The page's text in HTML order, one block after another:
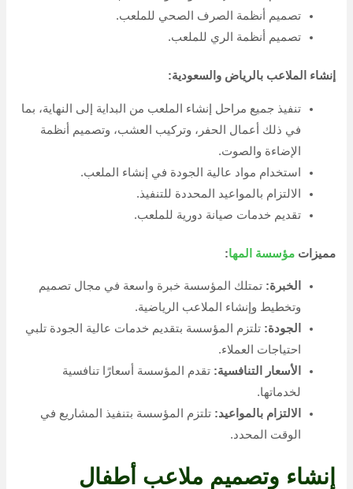
إنشاء وتصميم ملاعب أطفال
بالرياض والسعودية
تلعب ملاعب الأطفال دورًا هامًا في تنمية قدرات ومهارات
على تنمية مهاراتهم الحركية والاجتماعية والإبداعية.
عناصر تصميم ملاعب بالرياض والسعودية:
يجب أن تتضمن ملاعب الأطفال مجموعة من العناصر التي تضمن
سلامة وأمان الأطفال، وتوفر لهم بيئة ممتعة للعب، تشمل:
يكفي ليتمكن الأطفال من اللعب بحرية دون التعرض
للخطر.
الأرضية:
يجب أن تكون الأرضية مغطاة بمواد آمنة مثل
العشب الطبيعي أو الصناعي أو الرمل.
الألعاب:
يجب أن تكون الألعاب مناسبة لأعمار الأطفال
وقدراتهم، ويجب أن تكون مصنوعة من مواد آمنة.
المرافق:
ومناطق مظللة، ومرافق صحية.
يجب أن تكون جميع المعدات والألعاب في الملعب مطابقة